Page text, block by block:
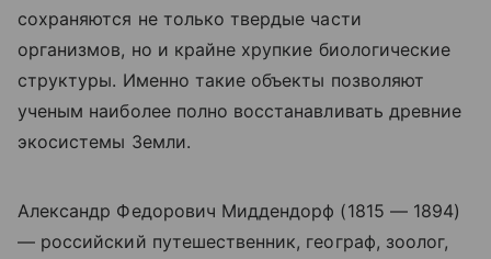
сохраняются не только твердые части
организмов, но и крайне хрупкие биологические
структуры. Именно такие объекты позволяют
ученым наиболее полно восстанавливать древние
экосистемы Земли.
Александр Федорович Миддендорф (1815 — 1894)
— российский путешественник, географ, зоолог,